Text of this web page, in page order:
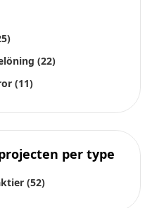
(22)
(11)
per type
(52)